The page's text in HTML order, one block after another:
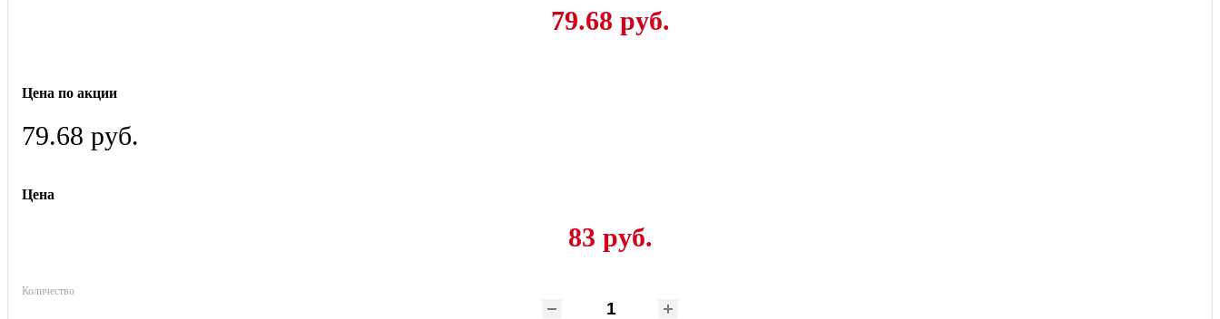
79.68 руб.
Цена по акции
79.68 руб.
Цена
83 руб.
Количество